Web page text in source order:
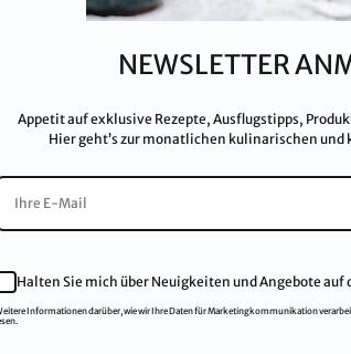
NEWSLETTER
Appetit auf exklusive Rezepte, Ausflugstipps,
Hier geht’s zur monatlichen kulinarischen
Halten Sie mich über Neuigkeiten und Angebote auf
Informationen darüber, wie wir Ihre Daten für Marketingkommunikation